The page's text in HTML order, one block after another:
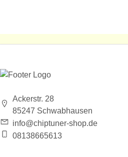
Ackerstr. 28
85247 Schwabhausen
info@chiptuner-shop.de
08138665613